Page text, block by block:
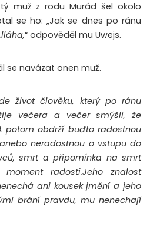
muž z rodu Murád šel okolo
se ho: „Jak se dnes po ránu
“ odpověděl mu Uwejs.
se navázat onen muž.
život člověku, který po ránu
večera a večer smýšlí, že
potom obdrží buďto radostnou
neradostnou o vstupu do
smrt a připomínka na smrt
radosti.Jeho znalost
ani kousek jmění a jeho
brání pravdu, mu nenechají